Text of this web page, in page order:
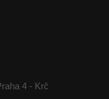
4 - Krč